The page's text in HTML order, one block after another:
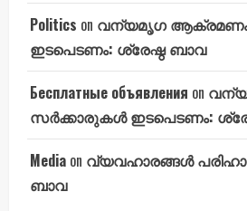
Politics on വന്യമൃഗ
ഇടപെടണം: ശ്രേഷ്ഠ ബാവ
Бесплатные объявления on
സർക്കാരുകൾ ഇടപെടണം:
Media on വ്യവഹാരങ്ങൾ
ബാവ